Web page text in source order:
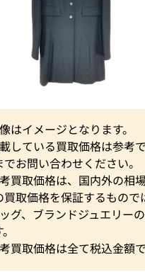
はイメージとなります。
している買取価格は参考
でお問い合わせください。
買取価格は、国内外の相
買取価格を保証するもので
グ、ブランドジュエリー
買取価格は全て税込金額で